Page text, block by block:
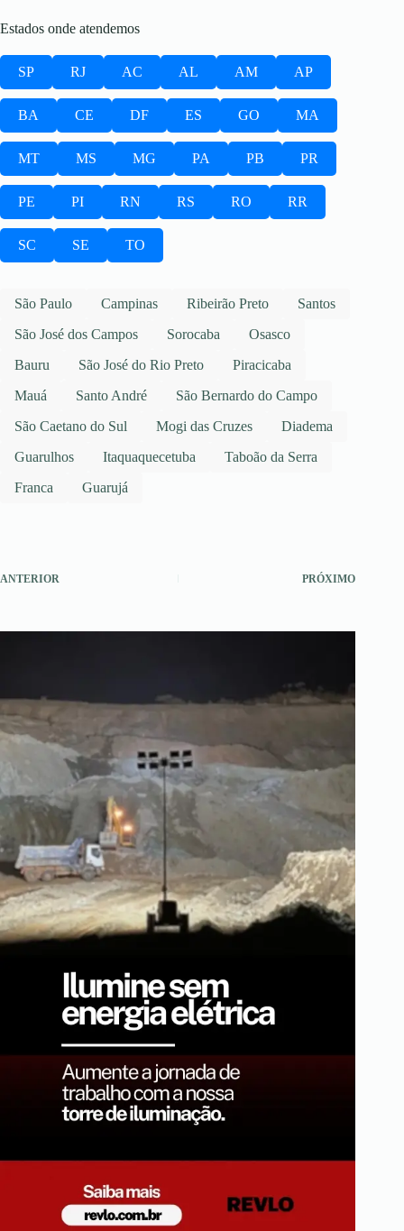
Estados onde atendemos
SP RJ AC AL AM AP
BA CE DF ES GO MA
MT MS MG PA PB PR
PE PI RN RS RO RR
SC SE TO
São Paulo Campinas Ribeirão Preto
Santos
São José dos Campos
Sorocaba
Osasco
Bauru
São José do Rio Preto
Piracicaba
Mauá
Santo André
São Bernardo do Campo
São Caetano do Sul
Mogi das Cruzes
Diadema
Guarulhos
Itaquaquecetuba
Taboão da Serra
Franca
Guarujá
ANTERIOR PRÓXIMO